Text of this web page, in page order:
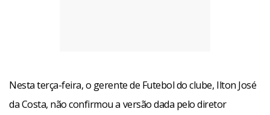
Nesta terça-feira, o gerente de Futebol do clube, Ilton José
da Costa, não confirmou a versão dada pelo diretor